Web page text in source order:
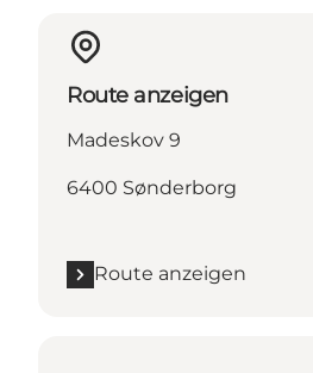
Route anzeigen
Madeskov 9
6400 Sønderborg
Route anzeigen